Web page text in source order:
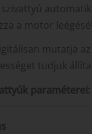
a motor
mutatja
tudjuk
paraméterei: